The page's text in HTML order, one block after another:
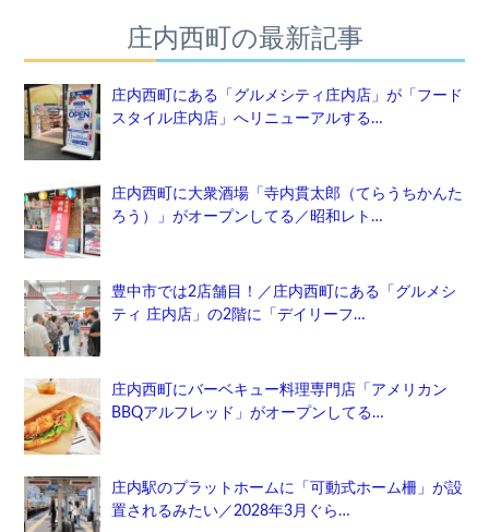
庄内西町の最新記事
庄内西町にある「グルメシティ庄内店」が「フード
スタイル庄内店」へリニューアルする…
庄内西町に大衆酒場「寺内貫太郎（てらうちかんた
ろう）」がオープンしてる／昭和レト…
豊中市では2店舗目！／庄内西町にある「グルメシ
ティ 庄内店」の2階に「デイリーフ…
庄内西町にバーベキュー料理専門店「アメリカン
BBQアルフレッド」がオープンしてる…
庄内駅のプラットホームに「可動式ホーム柵」が設
置されるみたい／2028年3月ぐら…